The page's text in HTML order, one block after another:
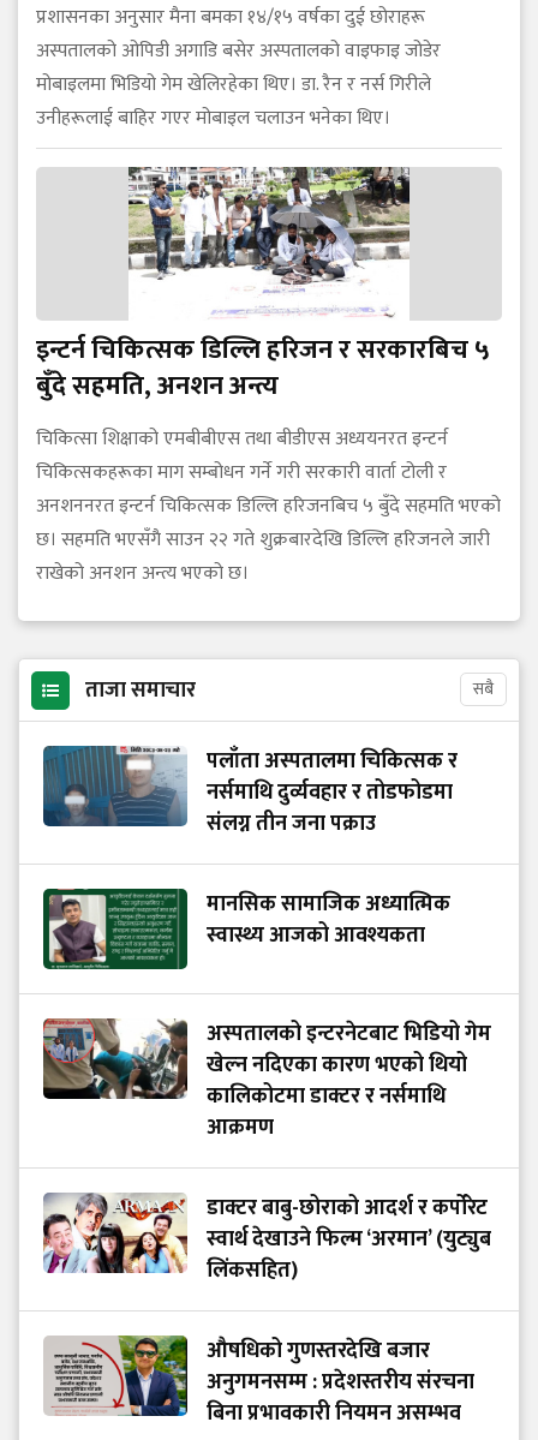
प्रशासनका अनुसार मैना बमका १४/१५ वर्षका दुई छोराहरू
अस्पतालको ओपिडी अगाडि बसेर अस्पतालको वाइफाइ जोडेर
मोबाइलमा भिडियो गेम खेलिरहेका थिए। डा. रैन र नर्स गिरीले
उनीहरूलाई बाहिर गएर मोबाइल चलाउन भनेका थिए।
इन्टर्न चिकित्सक डिल्लि हरिजन र सरकारबिच ५
बुँदे सहमति, अनशन अन्त्य
चिकित्सा शिक्षाको एमबीबीएस तथा बीडीएस अध्ययनरत इन्टर्न
चिकित्सकहरूका माग सम्बोधन गर्ने गरी सरकारी वार्ता टोली र
अनशननरत इन्टर्न चिकित्सक डिल्लि हरिजनबिच ५ बुँदे सहमति भएको
छ। सहमति भएसँगै साउन २२ गते शुक्रबारदेखि डिल्लि हरिजनले जारी
राखेको अनशन अन्त्य भएको छ।
ताजा समाचार सबै
पलाँता अस्पतालमा चिकित्सक र
नर्समाथि दुर्व्यवहार र तोडफोडमा
संलग्न तीन जना पक्राउ
मानसिक सामाजिक अध्यात्मिक
स्वास्थ्य आजको आवश्यकता
अस्पतालको इन्टरनेटबाट भिडियो गेम
खेल्न नदिएका कारण भएको थियो
कालिकोटमा डाक्टर र नर्समाथि
आक्रमण
डाक्टर बाबु-छोराको आदर्श र कर्पोरेट
स्वार्थ देखाउने फिल्म ‘अरमान’ (युट्युब
लिंकसहित)
औषधिको गुणस्तरदेखि बजार
अनुगमनसम्म : प्रदेशस्तरीय संरचना
बिना प्रभावकारी नियमन असम्भव